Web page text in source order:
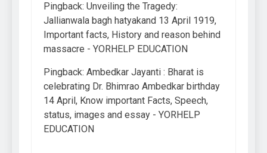
Pingback: Unveiling the Tragedy:
Jallianwala bagh hatyakand 13 April 1919,
Important facts, History and reason behind
massacre - YORHELP EDUCATION
Pingback: Ambedkar Jayanti : Bharat is
celebrating Dr. Bhimrao Ambedkar birthday
14 April, Know important Facts, Speech,
status, images and essay - YORHELP
EDUCATION